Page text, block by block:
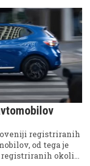
registriranih
od tega je
registriranih okoli